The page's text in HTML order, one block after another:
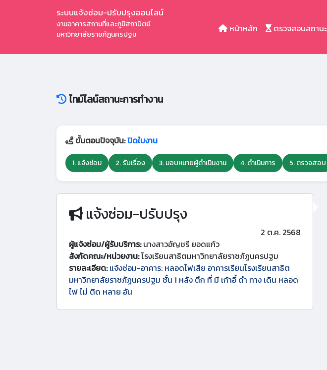
ระบบแจ้งซ่อม-ปรับปรุงออนไลน์
งานอาคารสถานที่และภูมิสถาปัตย์
มหาวิทยาลัยราชภัฏนครปฐม
หน้าหลัก ตรวจสอบสถานะ
ไทม์ไลน์สถานะการทำงาน
ขั้นตอนปัจจุบัน:ปิดใบงาน
1. แจ้งซ่อม 2. รับเรื่อง 3. มอบหมายผู้ดำเนินงาน 4. ดำเนินการ 5. ตรวจสอบ
แจ้งซ่อม-ปรับปรุง
2 ต.ค. 2568
ผู้แจ้งซ่อม/ผู้รับบริการ:นางสาวอัญชรี ยอดแก้ว
สังกัดคณะ/หน่วยงาน:โรงเรียนสาธิตมหาวิทยาลัยราชภัฏนครปฐม
รายละเอียด: แจ้งซ่อม-อาคาร: หลอดไฟเสีย อาคารเรียนโรงเรียนสาธิต
มหาวิทยาลัยราชภัฏนครปฐม ชั้น 1 หลัง ตึก ที่ มี เก้าอี้ ดำ ทาง เดิน หลอด
ไฟ ไม่ ติด หลาย อัน